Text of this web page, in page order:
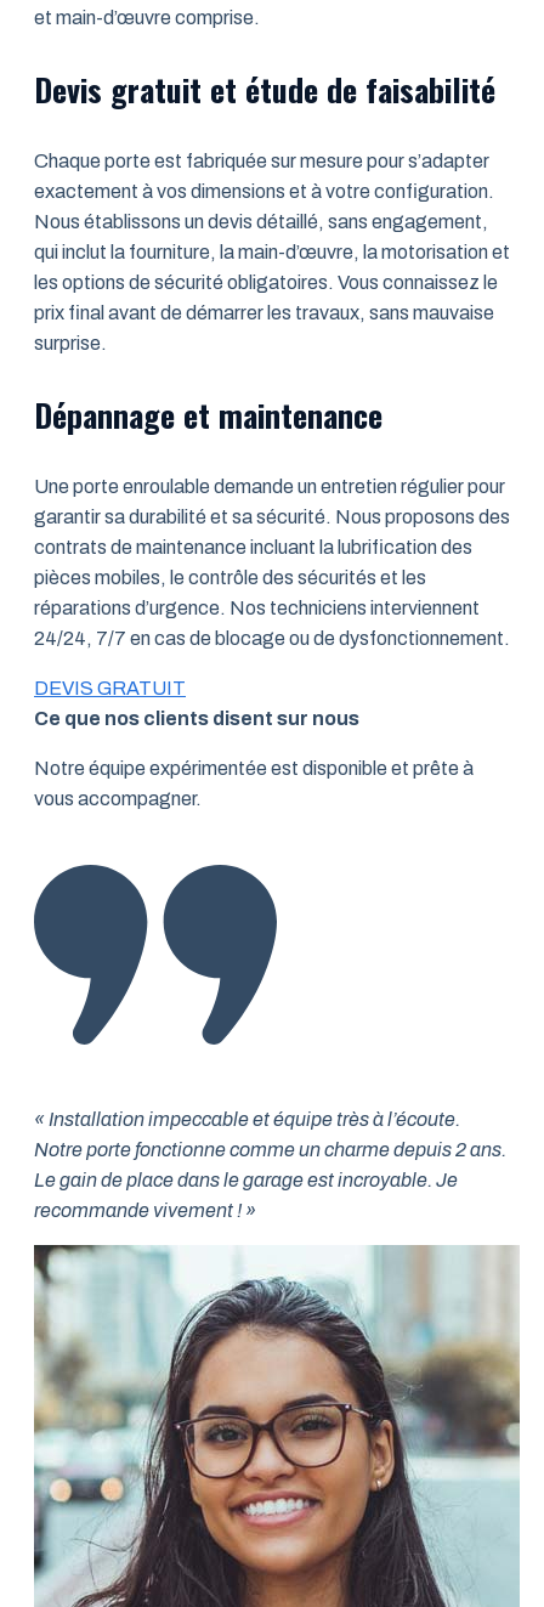
et main-d’œuvre comprise.
Devis gratuit et étude de faisabilité
Chaque porte est fabriquée sur mesure pour s’adapter
exactement à vos dimensions et à votre configuration.
Nous établissons un devis détaillé, sans engagement,
qui inclut la fourniture, la main-d’œuvre, la motorisation et
les options de sécurité obligatoires. Vous connaissez le
prix final avant de démarrer les travaux, sans mauvaise
surprise.
Dépannage et maintenance
Une porte enroulable demande un entretien régulier pour
garantir sa durabilité et sa sécurité. Nous proposons des
contrats de maintenance incluant la lubrification des
pièces mobiles, le contrôle des sécurités et les
réparations d’urgence. Nos techniciens interviennent
24/24, 7/7 en cas de blocage ou de dysfonctionnement.
DEVIS GRATUIT
Ce que nos clients disent sur nous
Notre équipe expérimentée est disponible et prête à
vous accompagner.
« Installation impeccable et équipe très à l’écoute.
Notre porte fonctionne comme un charme depuis 2 ans.
Le gain de place dans le garage est incroyable. Je
recommande vivement ! »